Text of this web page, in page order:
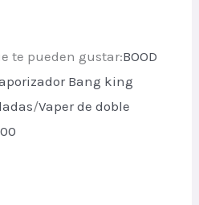
te pueden gustar:BOOD
Bang king
/Vaper de doble